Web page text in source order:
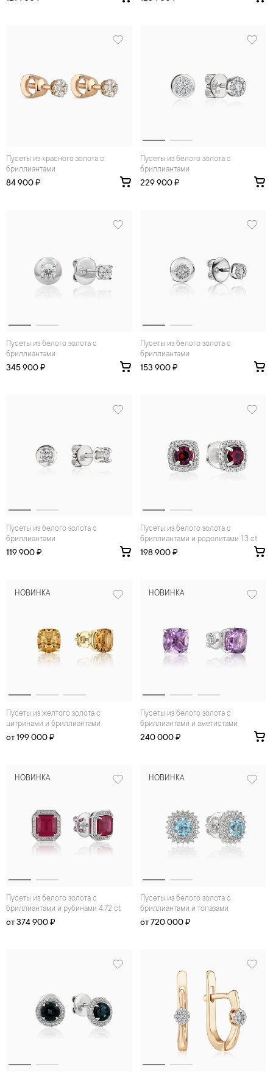
Пусеты из красного золота с
бриллиантами
84 900 ₽
Пусеты из белого золота с
бриллиантами
229 900 ₽
Пусеты из белого золота с
бриллиантами
345 900 ₽
Пусеты из белого золота с
бриллиантами
153 900 ₽
Пусеты из белого золота с
бриллиантами
119 900 ₽
Пусеты из белого золота с
бриллиантами и родолитами 1.3 ct
198 900 ₽
НОВИНКА
Пусеты из желтого золота с
цитринами и бриллиантами
от 199 000 ₽
НОВИНКА
Пусеты из белого золота с
бриллиантами и аметистами
240 000 ₽
НОВИНКА
Пусеты из белого золота с
бриллиантами и рубинами 4.72 ct
от 374 900 ₽
НОВИНКА
Пусеты из белого золота с
бриллиантами и топазами
от 720 000 ₽